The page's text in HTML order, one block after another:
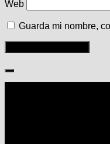
Web
Guarda mi nombre,